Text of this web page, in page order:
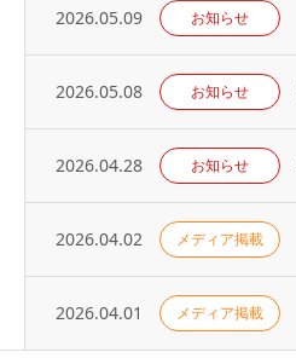
2026.05.09 お知らせ
2026.05.08 お知らせ
2026.04.28 お知らせ
2026.04.02 メディア掲載
2026.04.01 メディア掲載